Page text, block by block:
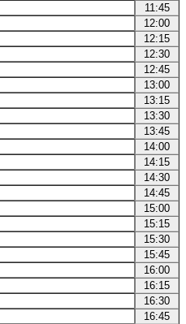
11:45
12:00
12:15
12:30
12:45
13:00
13:15
13:30
13:45
14:00
14:15
14:30
14:45
15:00
15:15
15:30
15:45
16:00
16:15
16:30
16:45